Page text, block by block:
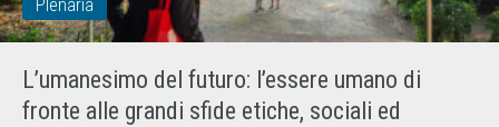
Plenaria
L’umanesimo del futuro: l’essere umano di
fronte alle grandi sfide etiche, sociali ed